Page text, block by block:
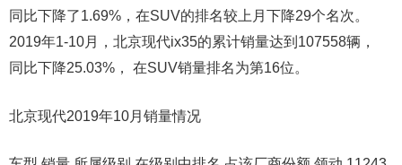
同比下降了1.69%，在SUV的排名较上月下降29个名次。
2019年1-10月，北京现代ix35的累计销量达到107558辆，
同比下降25.03%， 在SUV销量排名为第16位。
北京现代2019年10月销量情况